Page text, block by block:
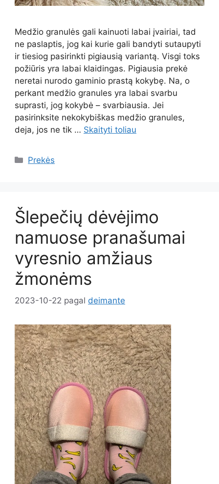
Medžio granulės gali kainuoti labai įvairiai, tad
ne paslaptis, jog kai kurie gali bandyti sutaupyti
ir tiesiog pasirinkti pigiausią variantą. Visgi toks
požiūris yra labai klaidingas. Pigiausia prekė
neretai nurodo gaminio prastą kokybę. Na, o
perkant medžio granules yra labai svarbu
suprasti, jog kokybė – svarbiausia. Jei
pasirinksite nekokybiškas medžio granules,
deja, jos ne tik … Skaityti toliau
Kategorijos
Prekės
Šlepečių dėvėjimo
namuose pranašumai
vyresnio amžiaus
žmonėms
2023-10-22 pagal deimante